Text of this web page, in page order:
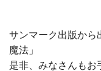
サンマーク出版か
魔法」
是非、みなさんもお